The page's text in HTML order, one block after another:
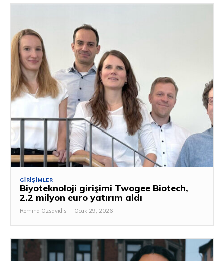
GIRIŞIMLER
Biyoteknoloji girişimi Twogee Biotech,
2.2 milyon euro yatırım aldı
Romina Özsavidis - Ocak 29, 2026